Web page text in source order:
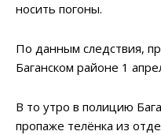
носить погоны.
По данным следствия,
Баганском районе 1
В то утро в полицию
пропаже телёнка из